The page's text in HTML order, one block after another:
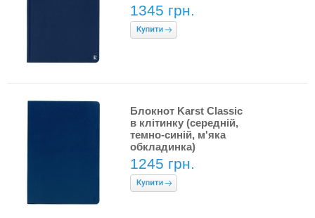
1345 грн.
Блокнот Karst Classic
в клітинку (середній,
темно-синій, м'яка
обкладинка)
1245 грн.